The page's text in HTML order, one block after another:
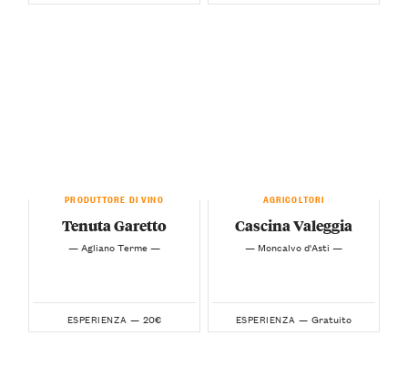
PRODUTTORE DI VINO
Tenuta Garetto
— Agliano Terme —
ESPERIENZA — 20€
AGRICOLTORI
Cascina Valeggia
— Moncalvo d'Asti —
ESPERIENZA — Gratuito